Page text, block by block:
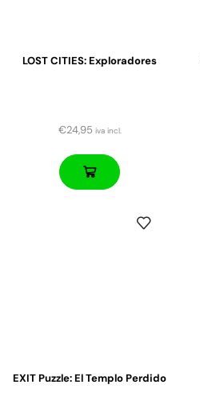
LOST CITIES: Exploradores
€24,95 iva incl.
EXIT Puzzle: El Templo Perdido